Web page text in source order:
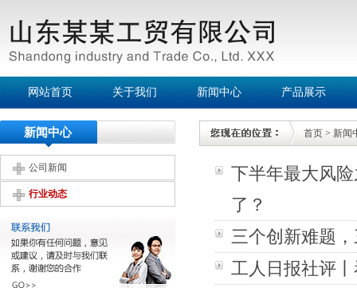
网站首页 关于我们 新闻中心 产品展示
新闻中心
公司新闻
行业动态
首页 > 新闻
下半年最大风
了？
三个创新难题
工人日报社评